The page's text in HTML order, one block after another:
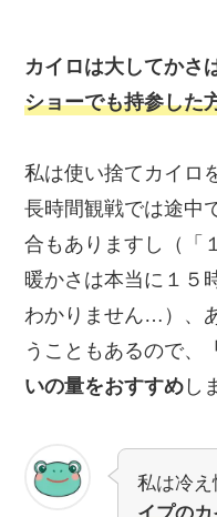
カイロは大してかさ
ショーでも持参した
私は使い捨てカイロ
長時間観戦では途中
合もありますし（「
暖かさは本当に１５
わかりません…）、
うこともあるので、
いの量をおすすめ し
私は冷